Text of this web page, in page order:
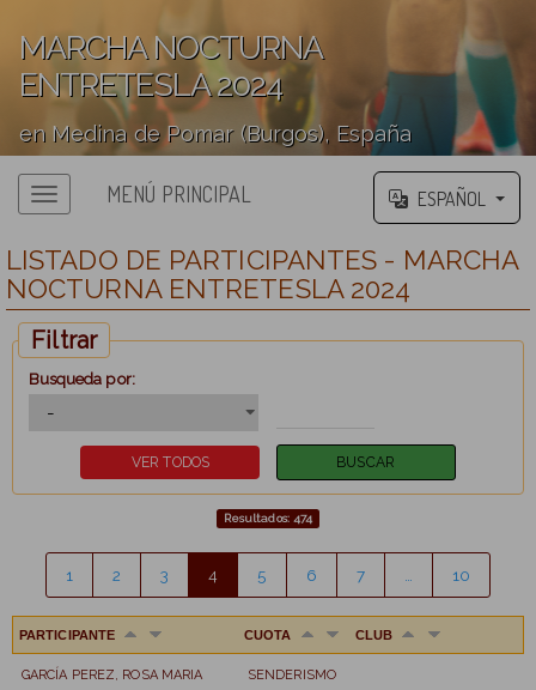
MARCHA NOCTURNA
ENTRETESLA 2024
en Medina de Pomar (Burgos), España
MENÚ PRINCIPAL ESPAÑOL
LISTADO DE PARTICIPANTES - MARCHA
NOCTURNA ENTRETESLA 2024
Filtrar
Busqueda por:
Resultados: 474
1 2 3 4 5 6 7 10
PARTICIPANTE CUOTA CLUB
GARCÍA PEREZ, ROSA MARIA SENDERISMO